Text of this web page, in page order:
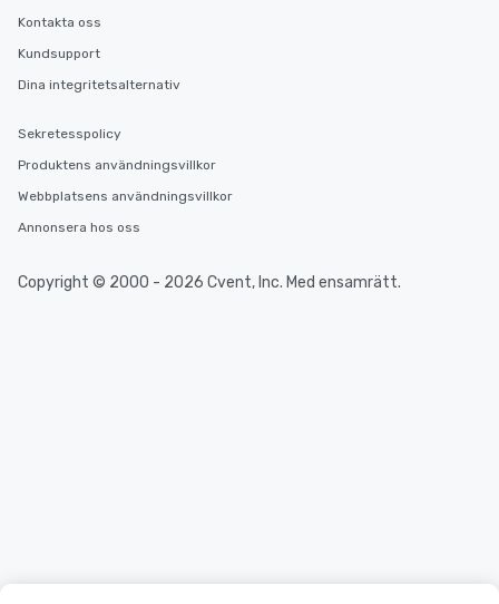
Kontakta oss
Kundsupport
Dina integritetsalternativ
Sekretesspolicy
Produktens användningsvillkor
Webbplatsens användningsvillkor
Annonsera hos oss
Copyright © 2000 - 2026 Cvent, Inc. Med ensamrätt.